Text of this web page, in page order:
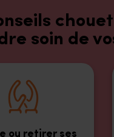
soin de
ou retirer ses